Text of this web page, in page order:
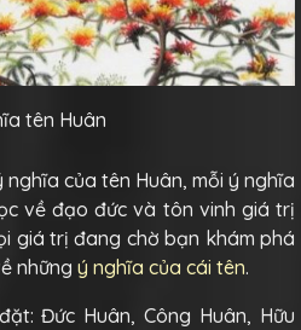
tên Huân
của tên Huân, mỗi ý nghĩa
về đạo đức và tôn vinh giá trị
giá trị đang chờ bạn khám phá
những ý nghĩa của cái tên.
Đức Huân, Công Huân, Hữu